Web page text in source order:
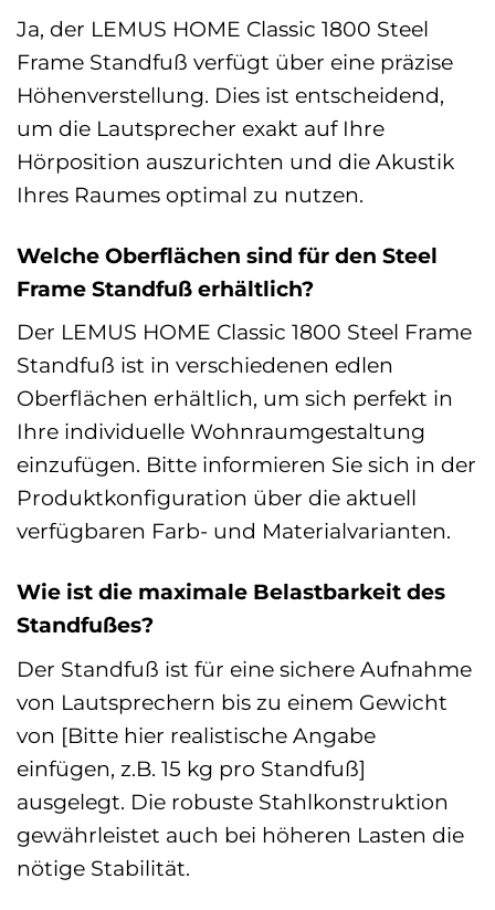
Ja, der LEMUS HOME Classic 1800 Steel
Frame Standfuß verfügt über eine präzise
Höhenverstellung. Dies ist entscheidend,
um die Lautsprecher exakt auf Ihre
Hörposition auszurichten und die Akustik
Ihres Raumes optimal zu nutzen.
Welche Oberflächen sind für den Steel
Frame Standfuß erhältlich?
Der LEMUS HOME Classic 1800 Steel Frame
Standfuß ist in verschiedenen edlen
Oberflächen erhältlich, um sich perfekt in
Ihre individuelle Wohnraumgestaltung
einzufügen. Bitte informieren Sie sich in der
Produktkonfiguration über die aktuell
verfügbaren Farb- und Materialvarianten.
Wie ist die maximale Belastbarkeit des
Standfußes?
Der Standfuß ist für eine sichere Aufnahme
von Lautsprechern bis zu einem Gewicht
von [Bitte hier realistische Angabe
einfügen, z.B. 15 kg pro Standfuß]
ausgelegt. Die robuste Stahlkonstruktion
gewährleistet auch bei höheren Lasten die
nötige Stabilität.